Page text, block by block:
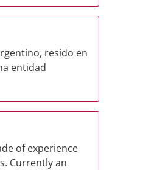
resido en
entidad
of experience
Currently an